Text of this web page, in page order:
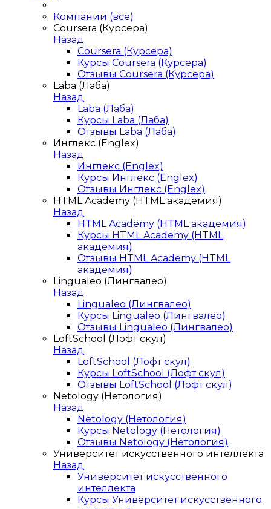
Компании (все)
Coursera (Курсера)
Назад
Coursera (Курсера)
Курсы Coursera (Курсера)
Отзывы Coursera (Курсера)
Laba (Лаба)
Назад
Laba (Лаба)
Курсы Laba (Лаба)
Отзывы Laba (Лаба)
Инглекс (Englex)
Назад
Инглекс (Englex)
Курсы Инглекс (Englex)
Отзывы Инглекс (Englex)
HTML Academy (HTML академия)
Назад
HTML Academy (HTML академия)
Курсы HTML Academy (HTML
академия)
Отзывы HTML Academy (HTML
академия)
Lingualeo (Лингвалео)
Назад
Lingualeo (Лингвалео)
Курсы Lingualeo (Лингвалео)
Отзывы Lingualeo (Лингвалео)
LoftSchool (Лофт скул)
Назад
LoftSchool (Лофт скул)
Курсы LoftSchool (Лофт скул)
Отзывы LoftSchool (Лофт скул)
Netology (Нетология)
Назад
Netology (Нетология)
Курсы Netology (Нетология)
Отзывы Netology (Нетология)
Университет искусственного интеллекта
Назад
Университет искусственного
интеллекта
Курсы Университет искусственного